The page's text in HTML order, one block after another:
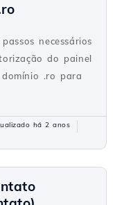
necessários
do painel
.ro para
há 2 anos